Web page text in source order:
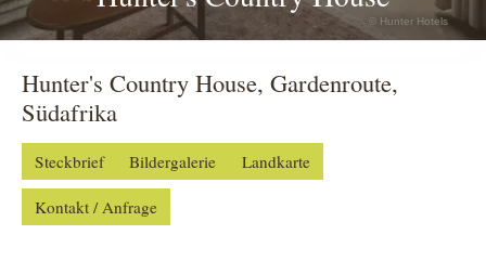
© Hunter Hotels
Hunter's Country House, Gardenroute,
Südafrika
Steckbrief Bildergalerie Landkarte
Kontakt / Anfrage